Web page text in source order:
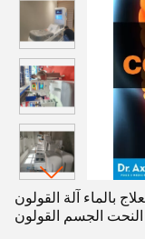
220 فولت العلاج بالماء آلة القولون
النحت الجسم القولون